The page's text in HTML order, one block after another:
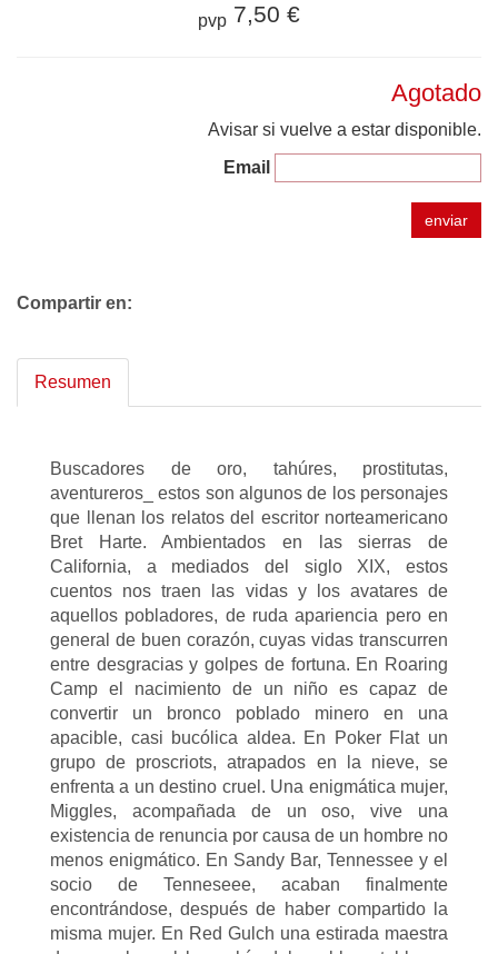
pvp 7,50 €
Agotado
Avisar si vuelve a estar disponible.
Email
enviar
Compartir en:
Resumen
Buscadores de oro, tahúres, prostitutas,
aventureros_ estos son algunos de los personajes
que llenan los relatos del escritor norteamericano
Bret Harte. Ambientados en las sierras de
California, a mediados del siglo XIX, estos
cuentos nos traen las vidas y los avatares de
aquellos pobladores, de ruda apariencia pero en
general de buen corazón, cuyas vidas transcurren
entre desgracias y golpes de fortuna. En Roaring
Camp el nacimiento de un niño es capaz de
convertir un bronco poblado minero en una
apacible, casi bucólica aldea. En Poker Flat un
grupo de proscriots, atrapados en la nieve, se
enfrenta a un destino cruel. Una enigmática mujer,
Miggles, acompañada de un oso, vive una
existencia de renuncia por causa de un hombre no
menos enigmático. En Sandy Bar, Tennessee y el
socio de Tenneseee, acaban finalmente
encontrándose, después de haber compartido la
misma mujer. En Red Gulch una estirada maestra